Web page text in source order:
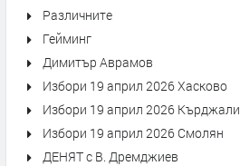
Различните
Гейминг
Димитър Аврамов
Избори 19 април 2026 Хасково
Избори 19 април 2026 Кърджали
Избори 19 април 2026 Смолян
ДЕНЯТ с В. Дремджиев